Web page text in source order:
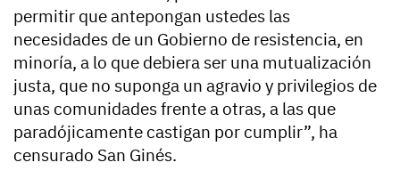
permitir que antepongan ustedes las
necesidades de un Gobierno de resistencia, en
minoría, a lo que debiera ser una mutualización
justa, que no suponga un agravio y privilegios de
unas comunidades frente a otras, a las que
paradójicamente castigan por cumplir”, ha
censurado San Ginés.